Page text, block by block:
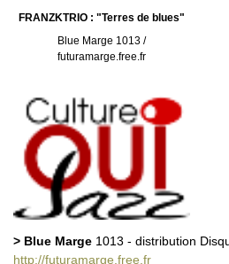
FRANZKTRIO : "Terres de blues"
Blue Marge 1013 /
futuramarge.free.fr
> Blue Marge 1013 - distribution
http://futuramarge.free.fr